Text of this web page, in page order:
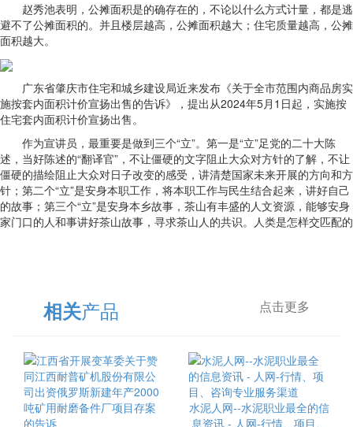
赵秀池表明，公摊面积是的确存在的，不论以什么方式计量，都是逃
避不了公摊面积的。并且楼层越高，公摊面积越大；住宅质量越高，公摊
面积越大。
广东省肇庆市住宅和城乡建设局近来发布《关于全市范围内商品房实
施按套内面积计价宣扬出售的告诉》，提出从2024年5月1日起，实施按
住宅套内面积计价宣扬出售。
作为宣讲员，最重要是做到三个“立”。第一是“立”足党的二十大陈
述，当好陈述的“翻译官”，不让僵硬的文字阻止大众对方针的了解，不让
僵硬的描绘阻止大众对日子改变的感受，讲清楚国家未来开展的方向和方
针；第二个“立”是安身本职工作，将本职工作与民生结合起来，讲好自己
的故事；第三个“立”是安身本乡故事，茶山有丰盛的人文资源，能够安身
家门口的人和事讲好茶山故事，寻求茶山人的共识。人类是怎样交匹配的
相关产品 点击更多
水泥人网--水泥职业最全的信
息资讯 - 人网-行情、项目、